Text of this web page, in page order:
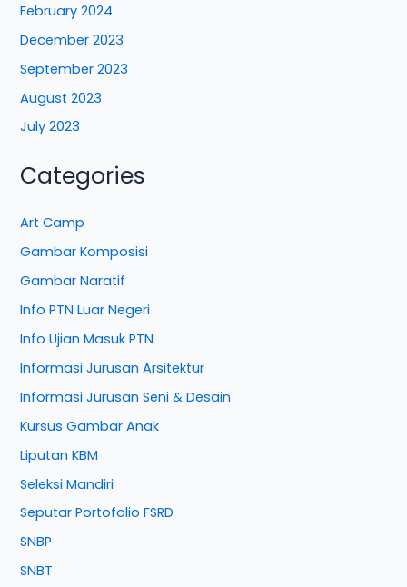
February 2024
December 2023
September 2023
August 2023
July 2023
Categories
Art Camp
Gambar Komposisi
Gambar Naratif
Info PTN Luar Negeri
Info Ujian Masuk PTN
Informasi Jurusan Arsitektur
Informasi Jurusan Seni & Desain
Kursus Gambar Anak
Liputan KBM
Seleksi Mandiri
Seputar Portofolio FSRD
SNBP
SNBT